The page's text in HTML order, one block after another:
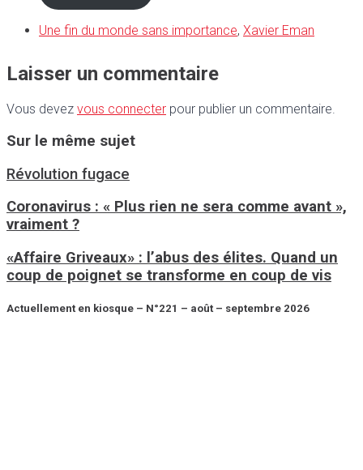
Une fin du monde sans importance, Xavier Eman
Laisser un commentaire
Vous devez vous connecter pour publier un commentaire.
Sur le même sujet
Révolution fugace
Coronavirus : « Plus rien ne sera comme avant »,
vraiment ?
«Affaire Griveaux» : l’abus des élites. Quand un
coup de poignet se transforme en coup de vis
Actuellement en kiosque – N°221 – août – septembre 2026